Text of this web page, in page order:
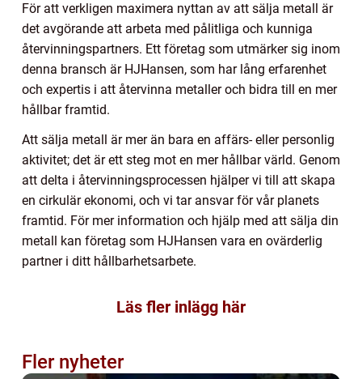
För att verkligen maximera nyttan av att sälja metall är
det avgörande att arbeta med pålitliga och kunniga
återvinningspartners. Ett företag som utmärker sig inom
denna bransch är HJHansen, som har lång erfarenhet
och expertis i att återvinna metaller och bidra till en mer
hållbar framtid.
Att sälja metall är mer än bara en affärs- eller personlig
aktivitet; det är ett steg mot en mer hållbar värld. Genom
att delta i återvinningsprocessen hjälper vi till att skapa
en cirkulär ekonomi, och vi tar ansvar för vår planets
framtid. För mer information och hjälp med att sälja din
metall kan företag som HJHansen vara en ovärderlig
partner i ditt hållbarhetsarbete.
Läs fler inlägg här
Fler nyheter